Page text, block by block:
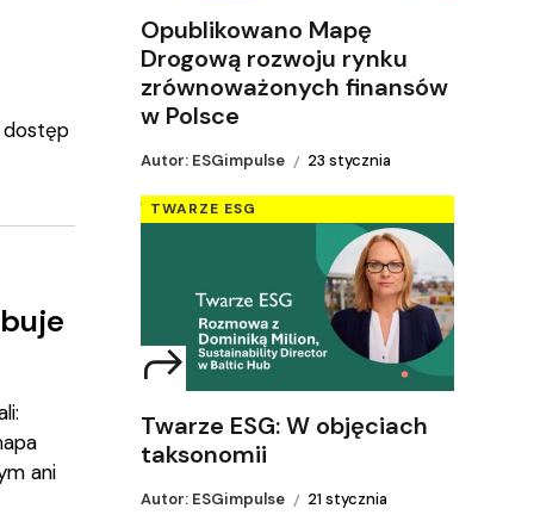
dostęp
ani
Opublikowano Mapę
Drogową rozwoju rynku
zrównoważonych finansów
w Polsce
Autor: ESGimpulse 23 stycznia
TWARZE ESG
Twarze ESG: W objęciach
taksonomii
Autor: ESGimpulse 21 stycznia